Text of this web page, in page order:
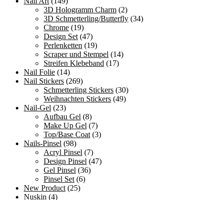
3D Hologramm Charm (2)
3D Schmetterling/Butterfly (34)
Chrome (19)
Design Set (47)
Perlenketten (19)
Scraper und Stempel (14)
Streifen Klebeband (17)
Nail Folie (14)
Nail Stickers (269)
Schmetterling Stickers (30)
Weihnachten Stickers (49)
Nail-Gel (23)
Aufbau Gel (8)
Make Up Gel (7)
Top/Base Coat (3)
Nails-Pinsel (98)
Acryl Pinsel (7)
Design Pinsel (47)
Gel Pinsel (36)
Pinsel Set (6)
New Product (25)
Nuskin (4)